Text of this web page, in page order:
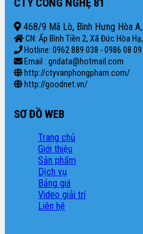
CTY CÔNG NGHỆ 81
468/9 Mã Lò, Bình Hưng Hòa A,
CN: Ấp Bình Tiền 2, Xã Đức Hòa
Hotline: 0962 889 038 - 0986 08 09
Email : gndata@hotmail.com
http://ctyvanphongpham.com/
http://goodnet.vn/
SƠ ĐỒ WEB
Trang chủ
Giới thiệu
Sản phẩm
Dịch vụ
Bảng giá
Video giải trí
Liên hệ